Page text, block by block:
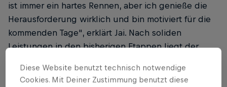
ist immer ein hartes Rennen, aber ich genieße die
Herausforderung wirklich und bin motiviert für die
kommenden Tage", erklärt Jai. Nach soliden
Leistungen in den bisherigen Etappen liegt der
Rennens.
Diese Website benutzt technisch notwendige
Cookies. Mit Deiner Zustimmung benutzt diese